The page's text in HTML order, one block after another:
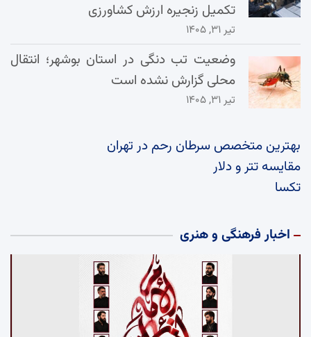
تکمیل زنجیره ارزش کشاورزی
تیر ۳۱, ۱۴۰۵
وضعیت تب دنگی در استان بوشهر؛ انتقال
محلی گزارش نشده است
تیر ۳۱, ۱۴۰۵
بهترین متخصص سرطان رحم در تهران
مقایسه تتر و دلار
تکسا
اخبار فرهنگی و هنری